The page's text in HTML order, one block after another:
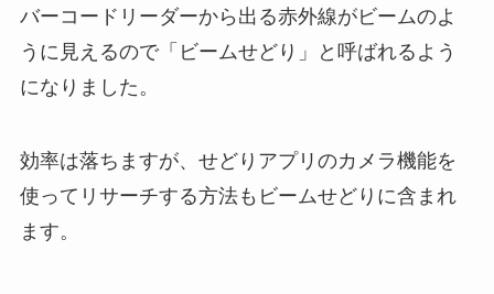
バーコードリーダーから出る赤外線がビームのよ
うに見えるので「ビームせどり」と呼ばれるよう
になりました。
効率は落ちますが、せどりアプリのカメラ機能を
使ってリサーチする方法もビームせどりに含まれ
ます。